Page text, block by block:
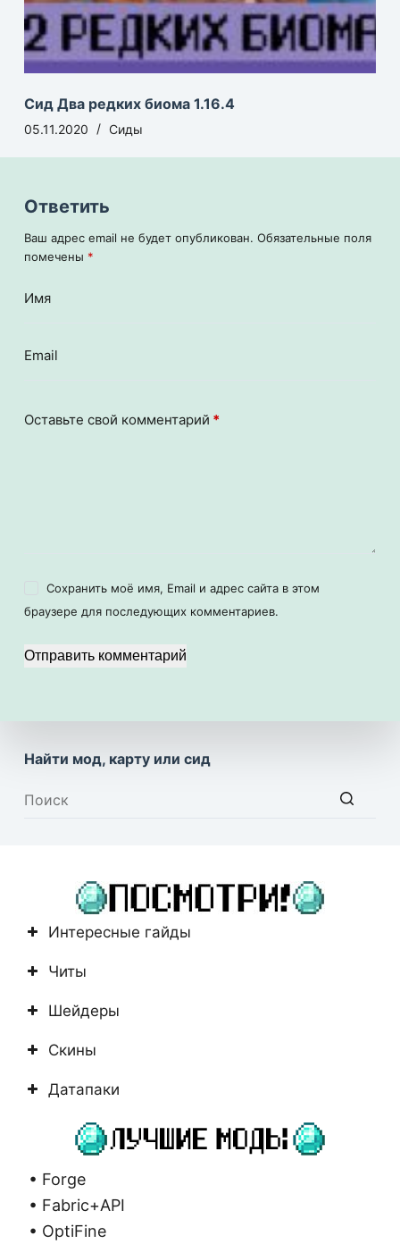
Сид Два редких биома 1.16.4
05.11.2020 Сиды
Ответить
Ваш адрес email не будет опубликован. Обязательные поля
помечены *
Имя
Email
Оставьте свой комментарий *
Сохранить моё имя, Email и адрес сайта в этом
браузере для последующих комментариев.
Отправить комментарий
Найти мод, карту или сид
Интересные гайды
Читы
Шейдеры
Скины
Датапаки
• Forge
• Fabric+API
• OptiFine